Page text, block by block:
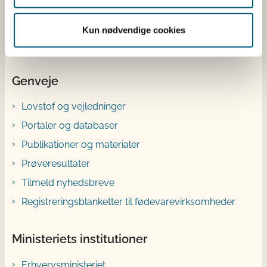
Kun nødvendige cookies
Bluesky
Genveje
Lovstof og vejledninger
Portaler og databaser
Publikationer og materialer
Prøveresultater
Tilmeld nyhedsbreve
Registreringsblanketter til fødevarevirksomheder
Ministeriets institutioner
Erhvervsministeriet